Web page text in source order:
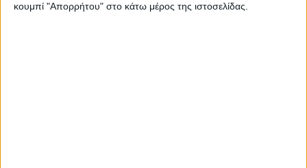
κουμπί "Απορρήτου" στο κάτω μέρος της ιστοσελίδας.